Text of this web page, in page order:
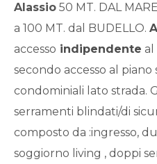
Alassio 50 MT. DAL
a 100 MT. dal BUDELLO.
accesso indipendente al
secondo accesso al
condominiali lato strada.
serramenti blindati/di
composto da :ingresso,
soggiorno living , doppi
3
4
5
5+